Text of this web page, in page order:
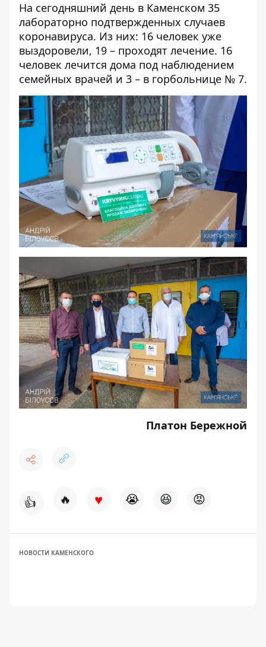
На сегодняшний день в Каменском 35
лабораторно подтвержденных случаев
коронавируса. Из них: 16 человек уже
выздоровели, 19 – проходят лечение. 16
человек лечится дома под наблюдением
семейных врачей и 3 – в горбольнице № 7.
Платон Бережной
👍 🔥 ♥ 😭 😆 😡
НОВОСТИ КАМЕНСКОГО